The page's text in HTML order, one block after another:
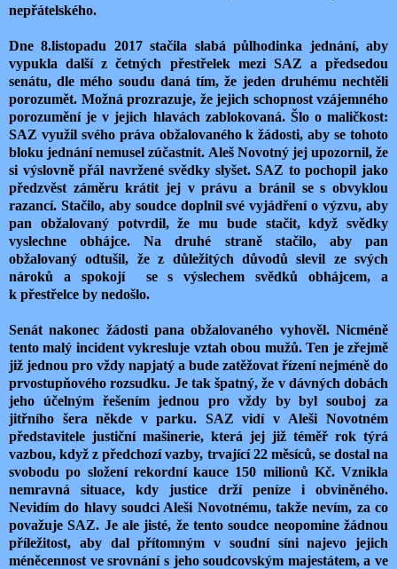
nepřátelského.
Dne 8.listopadu 2017 stačila slabá půlhodinka jednání, aby
vypukla další z četných přestřelek mezi SAZ a předsedou
senátu, dle mého soudu daná tím, že jeden druhému nechtěli
porozumět. Možná prozrazuje, že jejich schopnost vzájemného
porozumění je v jejich hlavách zablokovaná. Šlo o maličkost:
SAZ využil svého práva obžalovaného k žádosti, aby se tohoto
bloku jednání nemusel zúčastnit. Aleš Novotný jej upozornil, že
si výslovně přál navržené svědky slyšet. SAZ to pochopil jako
předzvěst záměru krátit jej v právu a bránil se s obvyklou
razancí. Stačilo, aby soudce doplnil své vyjádření o výzvu, aby
pan obžalovaný potvrdil, že mu bude stačit, když svědky
vyslechne obhájce. Na druhé straně stačilo, aby pan
obžalovaný odtušil, že z důležitých důvodů slevil ze svých
nároků a spokojí se s výslechem svědků obhájcem, a
k přestřelce by nedošlo.
Senát nakonec žádosti pana obžalovaného vyhověl. Nicméně
tento malý incident vykresluje vztah obou mužů. Ten je zřejmě
již jednou pro vždy napjatý a bude zatěžovat řízení nejméně do
prvostupňového rozsudku. Je tak špatný, že v dávných dobách
jeho účelným řešením jednou pro vždy by byl souboj za
jitřního šera někde v parku. SAZ vidí v Aleši Novotném
představitele justiční mašinerie, která jej již téměř rok týrá
vazbou, když z předchozí vazby, trvající 22 měsíců, se dostal na
svobodu po složení rekordní kauce 150 milionů Kč. Vznikla
nemravná situace, kdy justice drží peníze i obviněného.
Nevidím do hlavy soudci Aleši Novotnému, takže nevím, za co
považuje SAZ. Je ale jisté, že tento soudce neopomine žádnou
příležitost, aby dal přítomným v soudní síni najevo jejich
méněcennost ve srovnání s jeho soudcovským majestátem, a ve